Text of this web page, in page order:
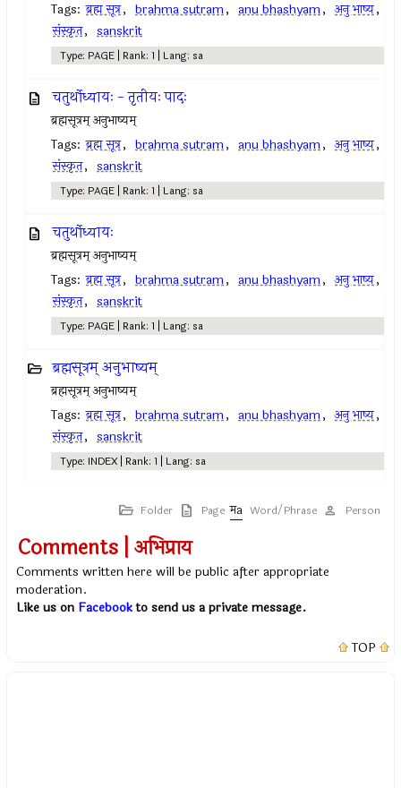
Tags: ब्रह्म सूत्र, brahma sutram, anu bhashyam, अनु भाष्य,
संस्कृत, sanskrit
Type: PAGE | Rank: 1 | Lang: sa
चतुर्थोध्यायः - तृतीयः पादः
ब्रह्मसूत्रम् अनुभाष्यम्
Tags: ब्रह्म सूत्र, brahma sutram, anu bhashyam, अनु भाष्य,
संस्कृत, sanskrit
Type: PAGE | Rank: 1 | Lang: sa
चतुर्थोध्यायः
ब्रह्मसूत्रम् अनुभाष्यम्
Tags: ब्रह्म सूत्र, brahma sutram, anu bhashyam, अनु भाष्य,
संस्कृत, sanskrit
Type: PAGE | Rank: 1 | Lang: sa
ब्रह्मसूत्रम् अनुभाष्यम्
ब्रह्मसूत्रम् अनुभाष्यम्
Tags: ब्रह्म सूत्र, brahma sutram, anu bhashyam, अनु भाष्य,
संस्कृत, sanskrit
Type: INDEX | Rank: 1 | Lang: sa
Folder Page Word/Phrase Person
Comments | अभिप्राय
Comments written here will be public after appropriate
moderation.
Like us on Facebookto send us a private message.
TOP